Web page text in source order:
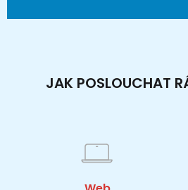
JAK POSLOUCHAT